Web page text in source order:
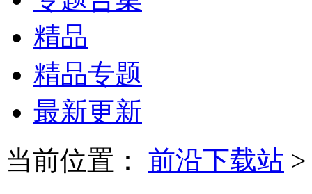
精品
精品专题
最新更新
当前位置：
前沿下载站